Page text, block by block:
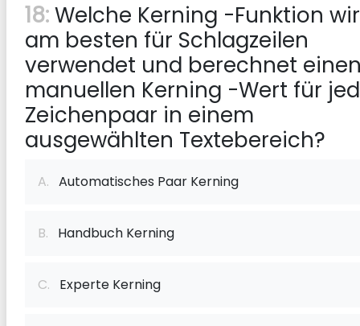
18:Welche Kerning -Funktion
am besten für Schlagzeilen
verwendet und berechnet
manuellen Kerning -Wert für
Zeichenpaar in einem
ausgewählten Textebereich?
A. Automatisches Paar Kerning
B. Handbuch Kerning
C. Experte Kerning